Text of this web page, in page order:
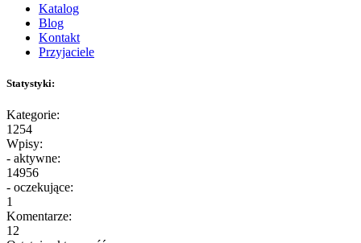
Katalog
Blog
Kontakt
Przyjaciele
Statystyki:
Kategorie:
1254
Wpisy:
- aktywne:
14956
- oczekujące:
1
Komentarze:
12